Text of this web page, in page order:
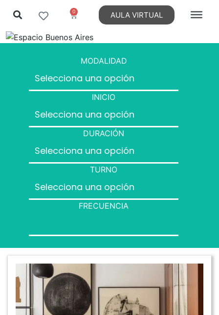
0 AULA VIRTUAL
MODALIDAD
INICIO
DURACIÓN
TURNO
FRECUENCIA